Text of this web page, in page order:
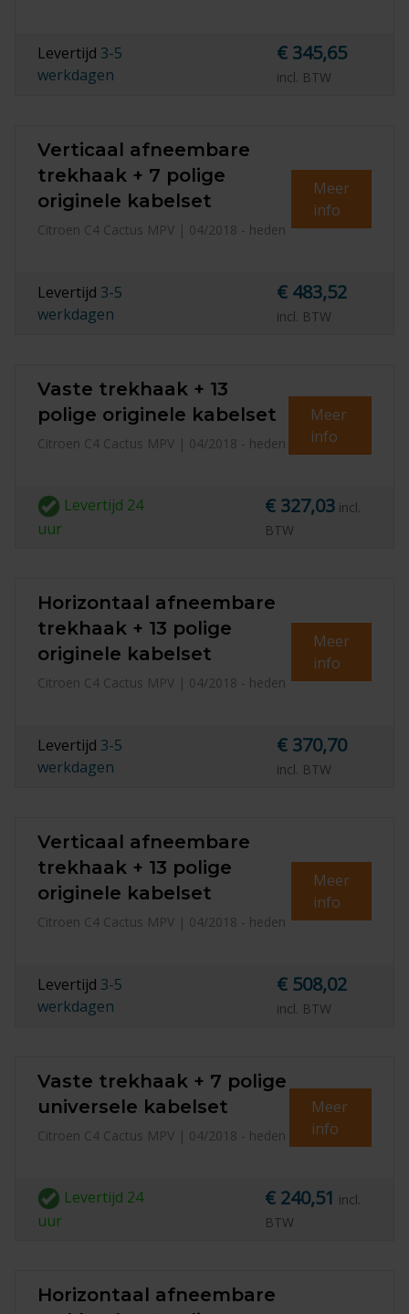
Levertijd 3-5
werkdagen
€ 345,65
incl. BTW
Verticaal afneembare
trekhaak + 7 polige
originele kabelset
Citroen C4 Cactus MPV | 04/2018 - heden
Meer
info
Levertijd 3-5
werkdagen
€ 483,52
incl. BTW
Vaste trekhaak + 13
polige originele kabelset
Citroen C4 Cactus MPV | 04/2018 - heden
Meer
info
Levertijd 24
uur
€ 327,03 incl.
BTW
Horizontaal afneembare
trekhaak + 13 polige
originele kabelset
Citroen C4 Cactus MPV | 04/2018 - heden
Meer
info
Levertijd 3-5
werkdagen
€ 370,70
incl. BTW
Verticaal afneembare
trekhaak + 13 polige
originele kabelset
Citroen C4 Cactus MPV | 04/2018 - heden
Meer
info
Levertijd 3-5
werkdagen
€ 508,02
incl. BTW
Vaste trekhaak + 7 polige
universele kabelset
Citroen C4 Cactus MPV | 04/2018 - heden
Meer
info
Levertijd 24
uur
€ 240,51 incl.
BTW
Horizontaal afneembare